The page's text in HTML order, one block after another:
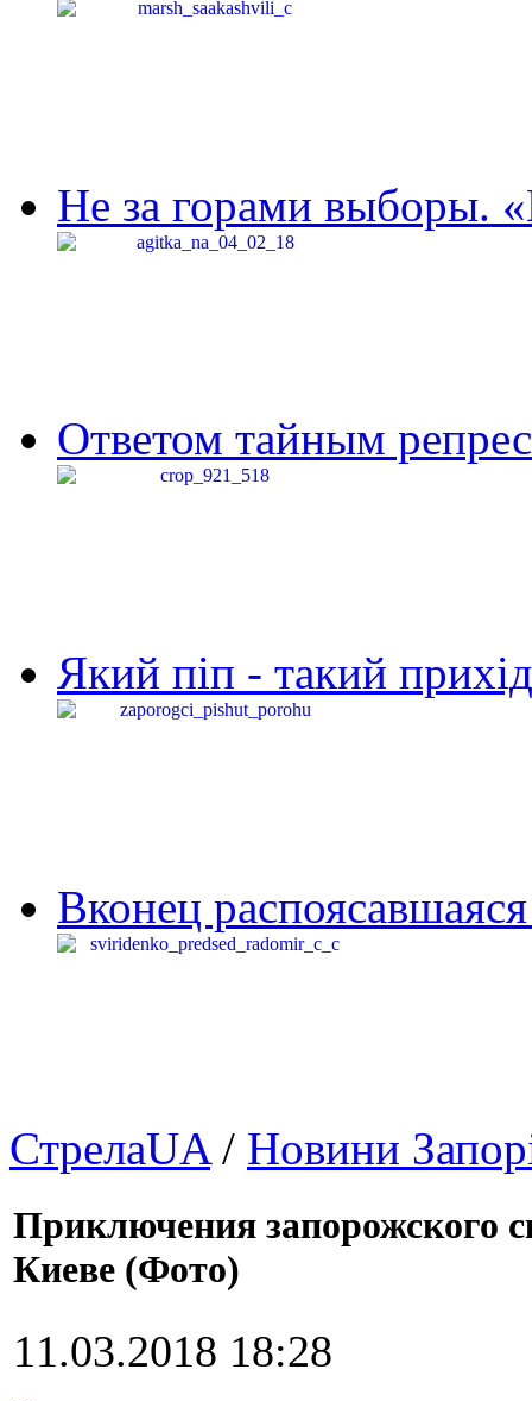
Не за горами выборы.
Ответом тайным
Який піп - такий
Вконец
СтрелаUA/ Новини
Приключения запорожского
Киеве (Фото)
11.03.2018 18:28